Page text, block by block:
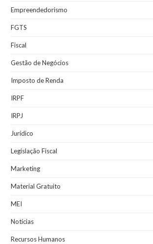
Empreendedorismo
FGTS
Fiscal
Gestão de Negócios
Imposto de Renda
IRPF
IRPJ
Jurídico
Legislação Fiscal
Marketing
Material Gratuito
MEI
Notícias
Recursos Humanos